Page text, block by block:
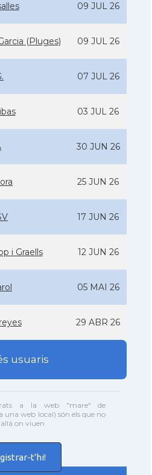
09 JUL 26
(Pluges) 09 JUL 26
07 JUL 26
03 JUL 26
30 JUN 26
25 JUN 26
17 JUN 26
i Graells 12 JUN 26
05 MAI 26
29 ABR 26
usuaris
a la web "mare" de
una web local) són els que no
on viuen
t'hi!